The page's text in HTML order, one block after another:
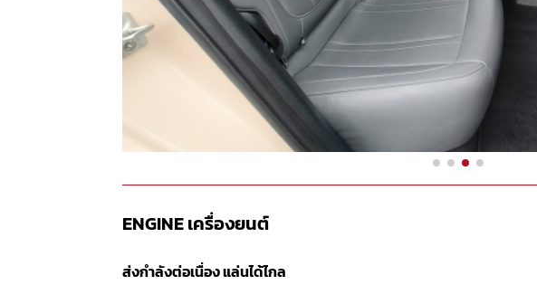
ENGINEเครื่องยนต์
ส่งกำลังต่อเนื่อง แล่นได้ไกล